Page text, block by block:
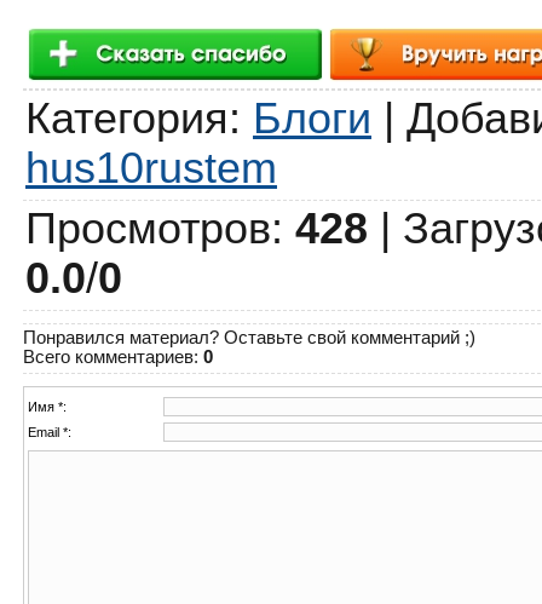
Категория: Блоги |
hus10rustem
Просмотров: 428 |
0.0/0
Понравился материал? Оставьте свой комментарий ;)
Всего комментариев: 0
Имя *:
Email *: